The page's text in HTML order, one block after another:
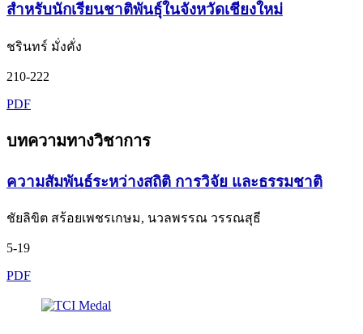
สำหรับนักเรียนชาติพันธุ์ในจังหวัดเชียงใหม่
ชรินทร์ มั่งคั่ง
210-222
PDF
บทความทางวิชาการ
ความสัมพันธ์ระหว่างสถิติ การวิจัย และธรรมชาติ
ชัยลิขิต สร้อยเพชรเกษม, นวลพรรณ วรรณสุธี
5-19
PDF